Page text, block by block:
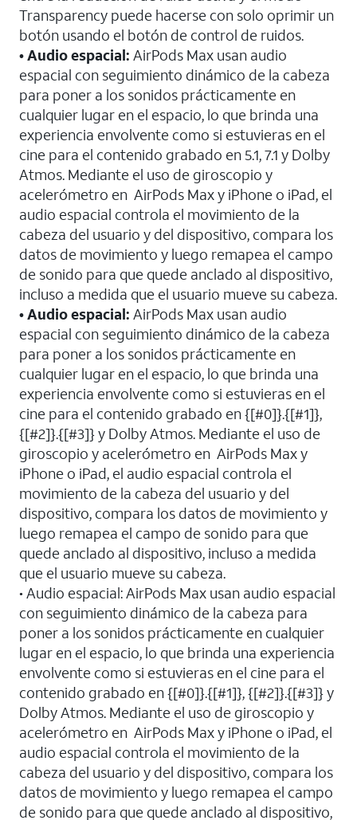
Transparency puede hacerse con solo oprimir un
botón usando el botón de control de ruidos.
• Audio espacial: AirPods Max usan audio
espacial con seguimiento dinámico de la cabeza
para poner a los sonidos prácticamente en
cualquier lugar en el espacio, lo que brinda una
experiencia envolvente como si estuvieras en el
cine para el contenido grabado en 5.1, 7.1 y Dolby
Atmos. Mediante el uso de giroscopio y
acelerómetro en AirPods Max y iPhone o iPad, el
audio espacial controla el movimiento de la
cabeza del usuario y del dispositivo, compara los
datos de movimiento y luego remapea el campo
de sonido para que quede anclado al dispositivo,
incluso a medida que el usuario mueve su cabeza.
• Audio espacial: AirPods Max usan audio
espacial con seguimiento dinámico de la cabeza
para poner a los sonidos prácticamente en
cualquier lugar en el espacio, lo que brinda una
experiencia envolvente como si estuvieras en el
cine para el contenido grabado en {[#0]}.{[#1]},
{[#2]}.{[#3]} y Dolby Atmos. Mediante el uso de
giroscopio y acelerómetro en AirPods Max y
iPhone o iPad, el audio espacial controla el
movimiento de la cabeza del usuario y del
dispositivo, compara los datos de movimiento y
luego remapea el campo de sonido para que
quede anclado al dispositivo, incluso a medida
que el usuario mueve su cabeza.
• Audio espacial: AirPods Max usan audio espacial
con seguimiento dinámico de la cabeza para
poner a los sonidos prácticamente en cualquier
lugar en el espacio, lo que brinda una experiencia
envolvente como si estuvieras en el cine para el
contenido grabado en {[#0]}.{[#1]}, {[#2]}.{[#3]} y
Dolby Atmos. Mediante el uso de giroscopio y
acelerómetro en AirPods Max y iPhone o iPad, el
audio espacial controla el movimiento de la
cabeza del usuario y del dispositivo, compara los
datos de movimiento y luego remapea el campo
de sonido para que quede anclado al dispositivo,